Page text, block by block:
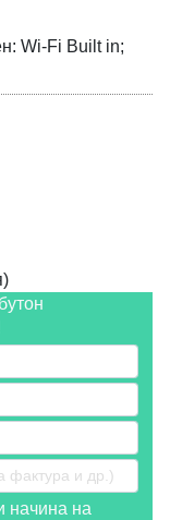
Wi-Fi Built in;
начина на